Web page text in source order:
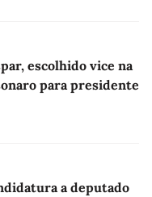
escolhido vice na
para presidente
a deputado